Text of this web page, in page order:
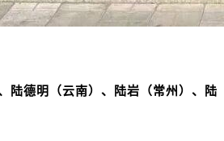
陆德明（云南）、陆岩（常州）、陆